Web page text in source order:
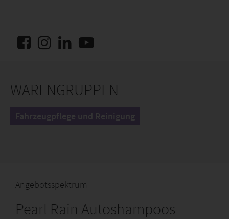
WARENGRUPPEN
Fahrzeugpflege und Reinigung
Angebotsspektrum
Pearl Rain Autoshampoos